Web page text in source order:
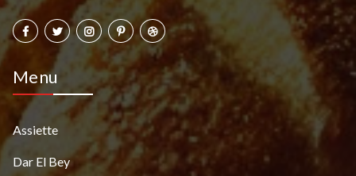
Menu
Assiette
Dar El Bey